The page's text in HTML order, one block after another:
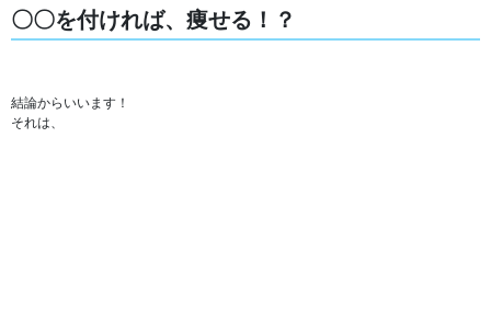
〇〇を付ければ、痩せる！？
結論からいいます！
それは、